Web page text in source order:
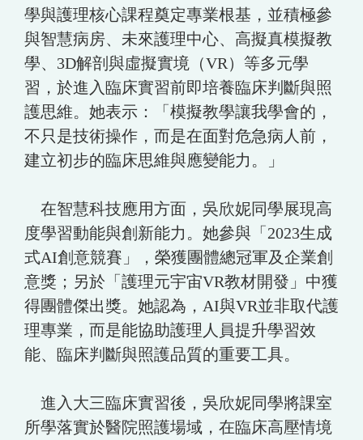
學與護理核心課程奠定專業根基，並積極參
與智慧病房、未來護理中心、高擬真模擬教
學、3D解剖與虛擬實境（VR）等多元學
習，於進入臨床實習前即培養臨床判斷與照
護思維。她表示：「模擬教學讓我學會的，
不只是技術操作，而是在面對危急病人前，
建立初步的臨床思維與應變能力。」
在智慧科技應用方面，吳欣妮同學展現高
度學習動能與創新能力。她參與「2023生成
式AI創意競賽」，榮獲團體總冠軍及企業創
意獎；另於「護理元宇宙VR教材開發」中獲
得團體傑出獎。她認為，AI與VR並非取代護
理專業，而是能協助護理人員提升學習效
能、臨床判斷與照護品質的重要工具。
進入大三臨床實習後，吳欣妮同學將課室
所學落實於醫院照護場域，在臨床高壓情境